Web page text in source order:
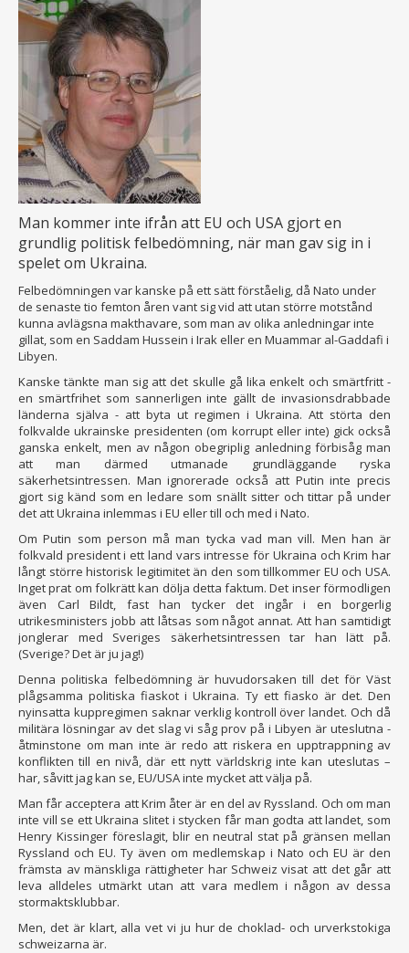
Man kommer inte ifrån att EU och USA gjort en
grundlig politisk felbedömning, när man gav sig in i
spelet om Ukraina.
Felbedömningen var kanske på ett sätt förståelig, då Nato under
de senaste tio femton åren vant sig vid att utan större motstånd
kunna avlägsna makthavare, som man av olika anledningar inte
gillat, som en Saddam Hussein i Irak eller en Muammar al-Gaddafi i
Libyen.
Kanske tänkte man sig att det skulle gå lika enkelt och smärtfritt -
en smärtfrihet som sannerligen inte gällt de invasionsdrabbade
länderna själva - att byta ut regimen i Ukraina. Att störta den
folkvalde ukrainske presidenten (om korrupt eller inte) gick också
ganska enkelt, men av någon obegriplig anledning förbisåg man
att man därmed utmanade grundläggande ryska
säkerhetsintressen. Man ignorerade också att Putin inte precis
gjort sig känd som en ledare som snällt sitter och tittar på under
det att Ukraina inlemmas i EU eller till och med i Nato.
Om Putin som person må man tycka vad man vill. Men han är
folkvald president i ett land vars intresse för Ukraina och Krim har
långt större historisk legitimitet än den som tillkommer EU och USA.
Inget prat om folkrätt kan dölja detta faktum. Det inser förmodligen
även Carl Bildt, fast han tycker det ingår i en borgerlig
utrikesministers jobb att låtsas som något annat. Att han samtidigt
jonglerar med Sveriges säkerhetsintressen tar han lätt på.
(Sverige? Det är ju jag!)
Denna politiska felbedömning är huvudorsaken till det för Väst
plågsamma politiska fiaskot i Ukraina. Ty ett fiasko är det. Den
nyinsatta kuppregimen saknar verklig kontroll över landet. Och då
militära lösningar av det slag vi såg prov på i Libyen är uteslutna -
åtminstone om man inte är redo att riskera en upptrappning av
konflikten till en nivå, där ett nytt världskrig inte kan uteslutas –
har, såvitt jag kan se, EU/USA inte mycket att välja på.
Man får acceptera att Krim åter är en del av Ryssland. Och om man
inte vill se ett Ukraina slitet i stycken får man godta att landet, som
Henry Kissinger föreslagit, blir en neutral stat på gränsen mellan
Ryssland och EU. Ty även om medlemskap i Nato och EU är den
främsta av mänskliga rättigheter har Schweiz visat att det går att
leva alldeles utmärkt utan att vara medlem i någon av dessa
stormaktsklubbar.
Men, det är klart, alla vet vi ju hur de choklad- och urverkstokiga
schweizarna är.